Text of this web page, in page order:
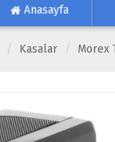
Anasayfa
Kasalar Morex